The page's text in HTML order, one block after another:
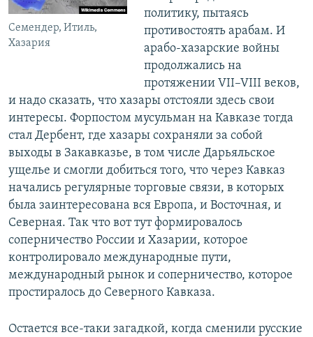
Семендер, Итиль,
Хазария
политику, пытаясь
противостоять арабам. И
арабо-хазарские войны
продолжались на
протяжении VII–VIII веков,
и надо сказать, что хазары отстояли здесь свои
интересы. Форпостом мусульман на Кавказе тогда
стал Дербент, где хазары сохраняли за собой
выходы в Закавказье, в том числе Дарьяльское
ущелье и смогли добиться того, что через Кавказ
начались регулярные торговые связи, в которых
была заинтересована вся Европа, и Восточная, и
Северная. Так что вот тут формировалось
соперничество России и Хазарии, которое
контролировало международные пути,
международный рынок и соперничество, которое
простиралось до Северного Кавказа.
Остается все-таки загадкой, когда сменили русские